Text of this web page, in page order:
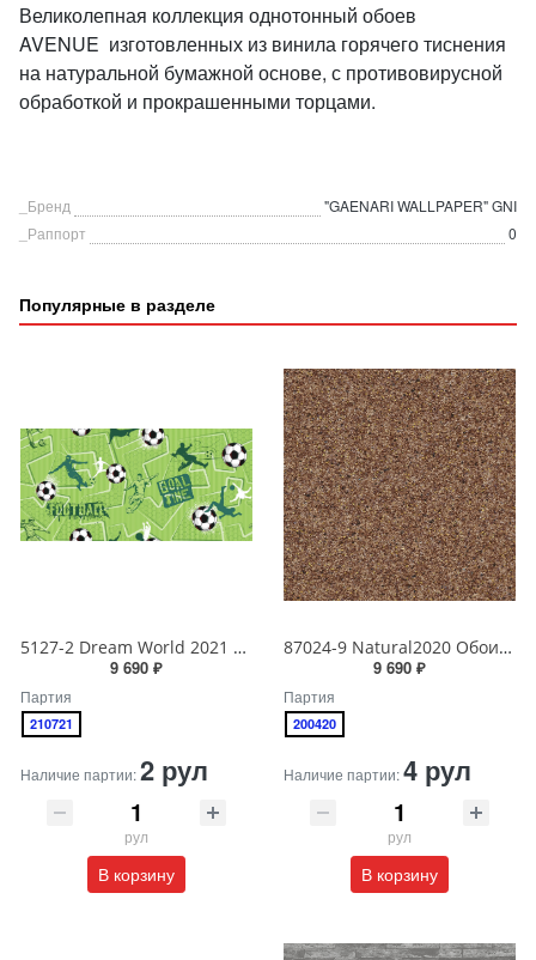
Великолепная коллекция однотонный обоев
AVENUE изготовленных из винила горячего тиснения
на натуральной бумажной основе, с противовирусной
обработкой и прокрашенными торцами.
_Бренд
"GAENARI WALLPAPER" GNI
_Раппорт
0
Популярные в разделе
5127-2 Dream World 2021 Обои виниловые на бумажной основе 1.06*15.6
9 690 ₽
Партия
210721
Наличие партии:2 рул
рул
В корзину
87024-9 Natural2020 Обои виниловые на бумажной основе 1.06*15.6
9 690 ₽
Партия
200420
Наличие партии:4 рул
рул
В корзину